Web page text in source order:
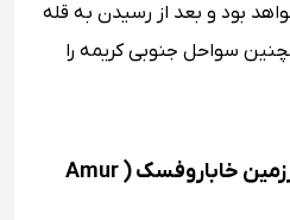
بود و بعد از رسیدن به قله
سواحل جنوبی کریمه را
صخره ستونی آمور در سرزمین خاباروفسک ( Amur